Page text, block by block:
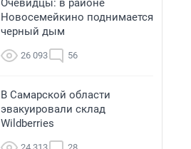
Очевидцы: в районе
Новосемейкино поднимается
черный дым
26 093 56
В Самарской области
эвакуировали склад
Wildberries